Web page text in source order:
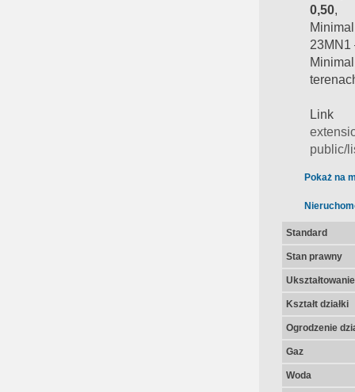
0,50,
public/
Pokaż na
Standard
Stan prawny
Kształt działki
Ogrodzenie
Gaz
Woda